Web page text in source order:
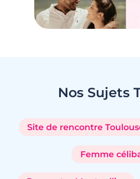
Nos Sujets
Site de rencontre
Femme